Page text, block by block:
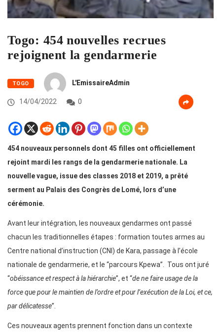
Togo: 454 nouvelles recrues
rejoignent la gendarmerie
TOGO L'EmissaireAdmin
14/04/2022 0
454 nouveaux personnels dont 45 filles ont officiellement
rejoint mardi les rangs de la gendarmerie nationale. La
nouvelle vague, issue des classes 2018 et 2019, a prêté
serment au Palais des Congrès de Lomé, lors d’une
cérémonie.
Avant leur intégration, les nouveaux gendarmes ont passé
chacun les traditionnelles étapes : formation toutes armes au
Centre national d’instruction (CNI) de Kara, passage à l’école
nationale de gendarmerie, et le “parcours Kpewa”. Tous ont juré
“obéissance et respect à la hiérarchie”, et “de ne faire usage de la
force que pour le maintien de l’ordre et pour l’exécution de la Loi, et ce,
par délicatesse”.
Ces nouveaux agents prennent fonction dans un contexte